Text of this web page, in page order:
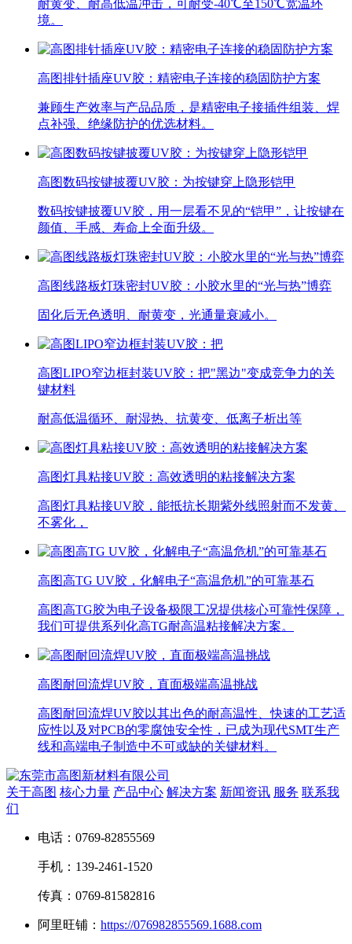
耐黄变、耐高低温冲击，可耐受-40℃至150℃宽温环
境。
高图排针插座UV胶：精密电子连接的稳固防护方案
兼顾生产效率与产品品质，是精密电子接插件组装、焊
点补强、绝缘防护的优选材料。
高图数码按键披覆UV胶：为按键穿上隐形铠甲
数码按键披覆UV胶，用一层看不见的“铠甲”，让按键在
颜值、手感、寿命上全面升级。
高图线路板灯珠密封UV胶：小胶水里的“光与热”博弈
固化后无色透明、耐黄变，光通量衰减小。
高图LIPO窄边框封装UV胶：把"黑边"变成竞争力的关
键材料
耐高低温循环、耐湿热、抗黄变、低离子析出等
高图灯具粘接UV胶：高效透明的粘接解决方案
高图灯具粘接UV胶，能抵抗长期紫外线照射而不发黄、
不雾化，
高图高TG UV胶，化解电子“高温危机”的可靠基石
高图高TG胶为电子设备极限工况提供核心可靠性保障，
我们可提供系列化高TG耐高温粘接解决方案。
高图耐回流焊UV胶，直面极端高温挑战
高图耐回流焊UV胶以其出色的耐高温性、快速的工艺适
应性以及对PCB的零腐蚀安全性，已成为现代SMT生产
线和高端电子制造中不可或缺的关键材料。
关于高图 核心力量 产品中心 解决方案 新闻资讯 服务 联系我
们
电话：0769-82855569
手机：139-2461-1520
传真：0769-81582816
阿里旺铺： https://076982855569.1688.com